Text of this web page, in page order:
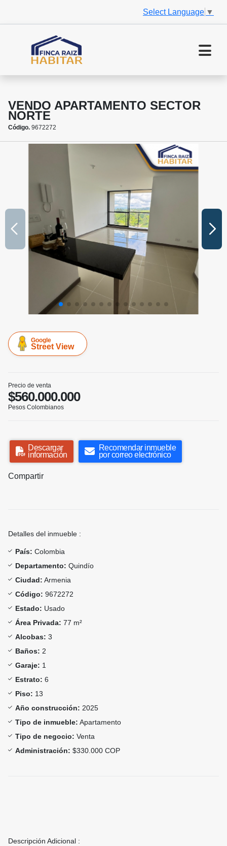
Select Language ▼
VENDO APARTAMENTO SECTOR
NORTE
Código. 9672272
Google
Street View
Precio de venta
$560.000.000
Pesos Colombianos
Descargar
información
Recomendar inmueble
por correo electrónico
Compartir
Detalles del inmueble :
País: Colombia
Departamento: Quindío
Ciudad: Armenia
Código: 9672272
Estado: Usado
Área Privada: 77 m²
Alcobas: 3
Baños: 2
Garaje: 1
Estrato: 6
Piso: 13
Año construcción: 2025
Tipo de inmueble: Apartamento
Tipo de negocio: Venta
Administración: $330.000 COP
Descripción Adicional :